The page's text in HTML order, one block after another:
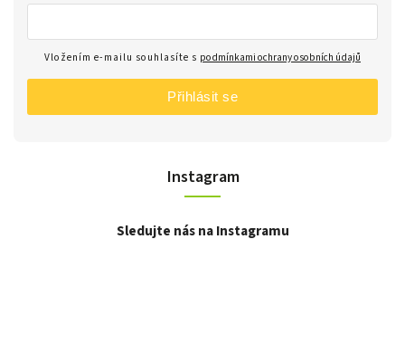
Instagram
Sledujte nás na Instagramu
Vložením e-mailu souhlasíte s podmínkami ochrany osobních údajů
Přihlásit se